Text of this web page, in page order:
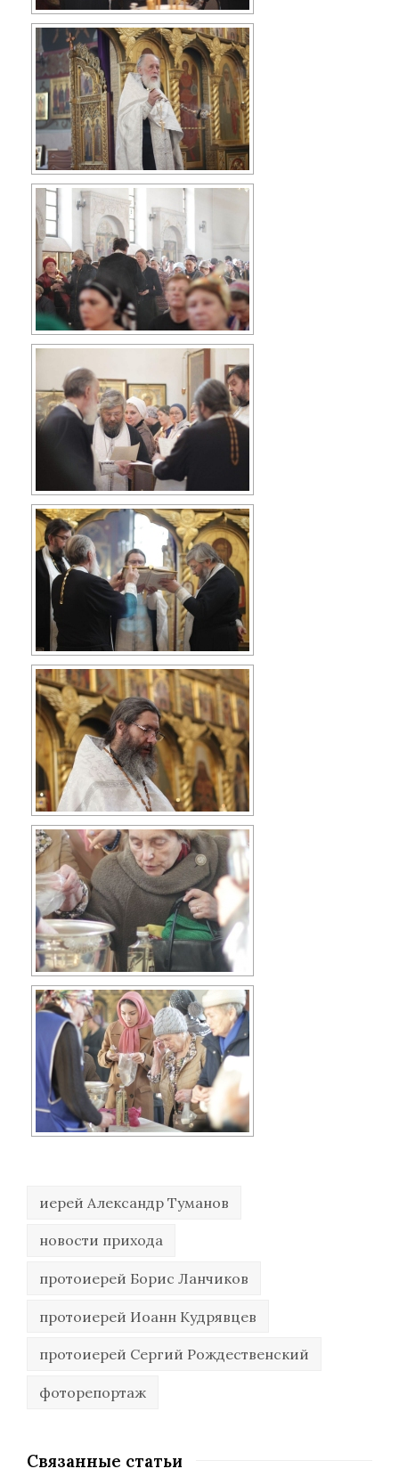
иерей Александр Туманов
новости прихода
протоиерей Борис Ланчиков
протоиерей Иоанн Кудрявцев
протоиерей Сергий Рождественский
фоторепортаж
Связанные статьи